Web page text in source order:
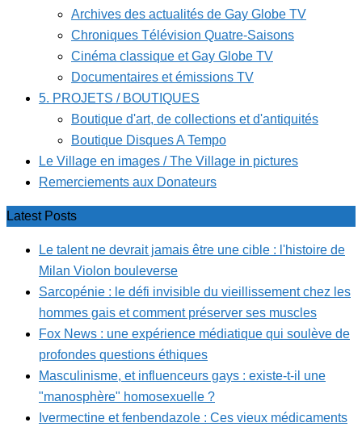
Archives des actualités de Gay Globe TV
Chroniques Télévision Quatre-Saisons
Cinéma classique et Gay Globe TV
Documentaires et émissions TV
5. PROJETS / BOUTIQUES
Boutique d'art, de collections et d'antiquités
Boutique Disques A Tempo
Le Village en images / The Village in pictures
Remerciements aux Donateurs
Latest Posts
Le talent ne devrait jamais être une cible : l'histoire de
Milan Violon bouleverse
Sarcopénie : le défi invisible du vieillissement chez les
hommes gais et comment préserver ses muscles
Fox News : une expérience médiatique qui soulève de
profondes questions éthiques
Masculinisme, et influenceurs gays : existe-t-il une
"manosphère" homosexuelle ?
Ivermectine et fenbendazole : Ces vieux médicaments